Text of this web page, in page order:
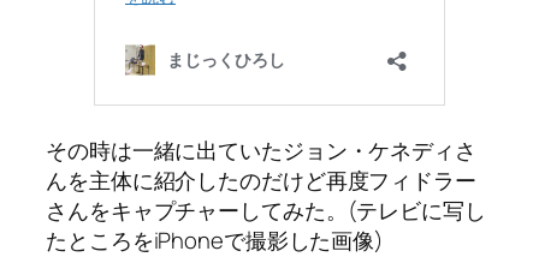
その時は一緒に出ていたジョン・ケネディさ
んを主体に紹介したのだけど再度フィドラー
さんをキャプチャーしてみた。(テレビに写し
たところをiPhoneで撮影した画像)